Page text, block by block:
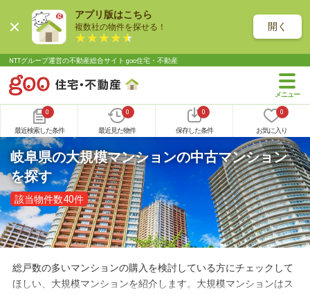
アプリ版はこちら
複数社の物件を探せる！ 開く
NTTグループ運営の不動産総合サイト goo住宅・不動産
0
最近検索した条件
0
最近見た物件
0
保存した条件
0
お気に入り
岐阜県の大規模マンションの中古マンション
を探す
該当物件数40件
総戸数の多いマンションの購入を検討している方にチェックして
ほしい、大規模マンションを紹介します。大規模マンションはス